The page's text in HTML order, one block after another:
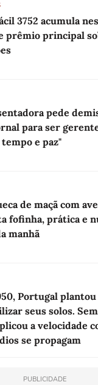
3752 acumula
prêmio principal
pede
para ser
e paz"
de maçã com
fofinha, prática e
manhã
Portugal
seus solos.
a velocidade
se propagam
PUBLICIDADE